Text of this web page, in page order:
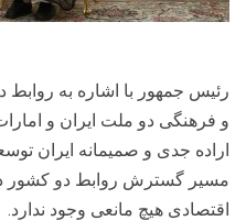
رئیس جمهور با اشاره به روابط
و فرهنگی دو ملت ایران و
اراده جدی و صمیمانه ایران
مسیر گسترش روابط دو کشور
اقتصادی هیچ مانعی وجود ندارد.